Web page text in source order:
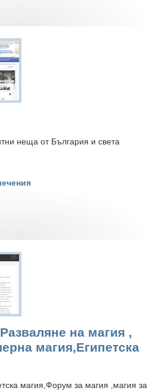
неща от България и света
на магия ,
магия,Египетска
магия,Форум за магия ,магия за